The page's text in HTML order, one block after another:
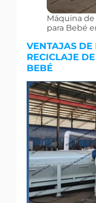
Máquina de
para Bebé
VENTAJAS
RECICLAJE
BEBÉ